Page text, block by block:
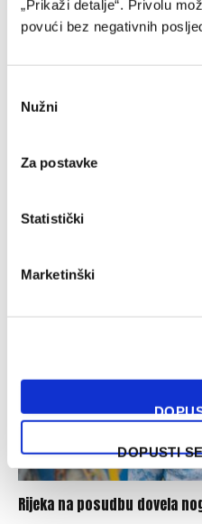
„Prikaži detalje“. Privolu
povući bez negativnih
Selection
Nužni
Za postavke
Statistički
Marketinški
DOPUSTI
Halilović spreman nastaviti
Rijeka na posudbu dovela